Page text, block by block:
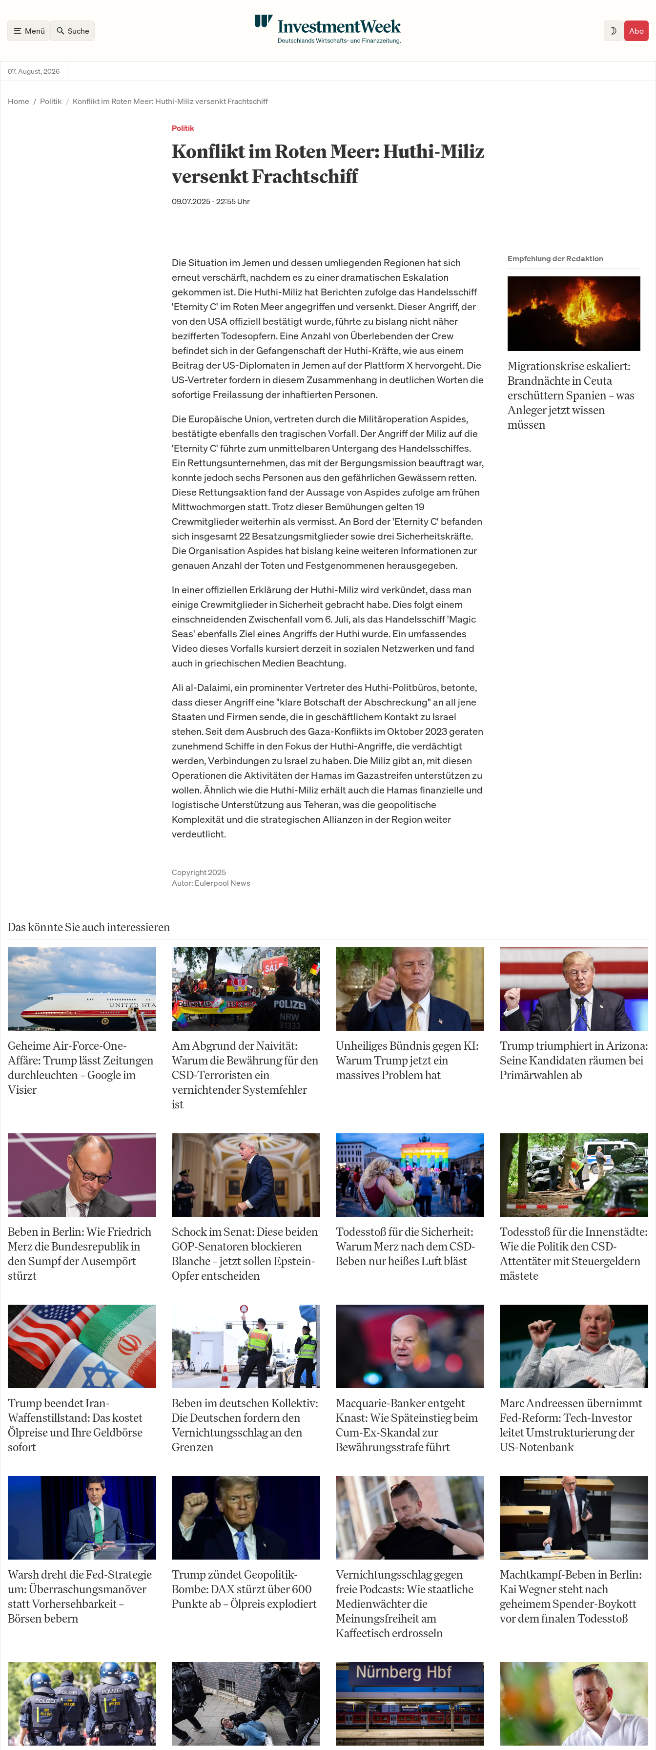
Menü Suche Abo
07. August, 2026
Home Politik Konflikt im Roten Meer: Huthi-Miliz versenkt Frachtschiff
Politik
Konflikt im Roten Meer: Huthi-Miliz
versenkt Frachtschiff
09.07.2025 - 22:55 Uhr
Die Situation im Jemen und dessen umliegenden Regionen hat sich
erneut verschärft, nachdem es zu einer dramatischen Eskalation
gekommen ist. Die Huthi-Miliz hat Berichten zufolge das Handelsschiff
'Eternity C' im Roten Meer angegriffen und versenkt. Dieser Angriff, der
von den USA offiziell bestätigt wurde, führte zu bislang nicht näher
bezifferten Todesopfern. Eine Anzahl von Überlebenden der Crew
befindet sich in der Gefangenschaft der Huthi-Kräfte, wie aus einem
Beitrag der US-Diplomaten in Jemen auf der Plattform X hervorgeht. Die
US-Vertreter fordern in diesem Zusammenhang in deutlichen Worten die
sofortige Freilassung der inhaftierten Personen.
Die Europäische Union, vertreten durch die Militäroperation Aspides,
bestätigte ebenfalls den tragischen Vorfall. Der Angriff der Miliz auf die
'Eternity C' führte zum unmittelbaren Untergang des Handelsschiffes.
Ein Rettungsunternehmen, das mit der Bergungsmission beauftragt war,
konnte jedoch sechs Personen aus den gefährlichen Gewässern retten.
Diese Rettungsaktion fand der Aussage von Aspides zufolge am frühen
Mittwochmorgen statt. Trotz dieser Bemühungen gelten 19
Crewmitglieder weiterhin als vermisst. An Bord der 'Eternity C' befanden
sich insgesamt 22 Besatzungsmitglieder sowie drei Sicherheitskräfte.
Die Organisation Aspides hat bislang keine weiteren Informationen zur
genauen Anzahl der Toten und Festgenommenen herausgegeben.
In einer offiziellen Erklärung der Huthi-Miliz wird verkündet, dass man
einige Crewmitglieder in Sicherheit gebracht habe. Dies folgt einem
einschneidenden Zwischenfall vom 6. Juli, als das Handelsschiff 'Magic
Seas' ebenfalls Ziel eines Angriffs der Huthi wurde. Ein umfassendes
Video dieses Vorfalls kursiert derzeit in sozialen Netzwerken und fand
auch in griechischen Medien Beachtung.
Ali al-Dalaimi, ein prominenter Vertreter des Huthi-Politbüros, betonte,
dass dieser Angriff eine "klare Botschaft der Abschreckung" an all jene
Staaten und Firmen sende, die in geschäftlichem Kontakt zu Israel
stehen. Seit dem Ausbruch des Gaza-Konflikts im Oktober 2023 geraten
zunehmend Schiffe in den Fokus der Huthi-Angriffe, die verdächtigt
werden, Verbindungen zu Israel zu haben. Die Miliz gibt an, mit diesen
Operationen die Aktivitäten der Hamas im Gazastreifen unterstützen zu
wollen. Ähnlich wie die Huthi-Miliz erhält auch die Hamas finanzielle und
logistische Unterstützung aus Teheran, was die geopolitische
Komplexität und die strategischen Allianzen in der Region weiter
verdeutlicht.
Copyright 2025
Autor: Eulerpool News
Empfehlung der Redaktion
Migrationskrise eskaliert:
Brandnächte in Ceuta
erschüttern Spanien – was
Anleger jetzt wissen
müssen
Das könnte Sie auch interessieren
Geheime Air-Force-One-
Affäre: Trump lässt Zeitungen
durchleuchten – Google im
Visier
Am Abgrund der Naivität:
Warum die Bewährung für den
CSD-Terroristen ein
vernichtender Systemfehler
ist
Unheiliges Bündnis gegen KI:
Warum Trump jetzt ein
massives Problem hat
Trump triumphiert in Arizona:
Seine Kandidaten räumen bei
Primärwahlen ab
Beben in Berlin: Wie Friedrich
Merz die Bundesrepublik in
den Sumpf der Ausempört
stürzt
Schock im Senat: Diese beiden
GOP-Senatoren blockieren
Blanche – jetzt sollen Epstein-
Opfer entscheiden
Todesstoß für die Sicherheit:
Warum Merz nach dem CSD-
Beben nur heißes Luft bläst
Todesstoß für die Innenstädte:
Wie die Politik den CSD-
Attentäter mit Steuergeldern
mästete
Trump beendet Iran-
Waffenstillstand: Das kostet
Ölpreise und Ihre Geldbörse
sofort
Beben im deutschen Kollektiv:
Die Deutschen fordern den
Vernichtungsschlag an den
Grenzen
Macquarie-Banker entgeht
Knast: Wie Späteinstieg beim
Cum-Ex-Skandal zur
Bewährungsstrafe führt
Marc Andreessen übernimmt
Fed-Reform: Tech-Investor
leitet Umstrukturierung der
US-Notenbank
Warsh dreht die Fed-Strategie
um: Überraschungsmanöver
statt Vorhersehbarkeit –
Börsen bebern
Trump zündet Geopolitik-
Bombe: DAX stürzt über 600
Punkte ab – Ölpreis explodiert
Vernichtungsschlag gegen
freie Podcasts: Wie staatliche
Medienwächter die
Meinungsfreiheit am
Kaffeetisch erdrosseln
Machtkampf-Beben in Berlin:
Kai Wegner steht nach
geheimem Spender-Boykott
vor dem finalen Todesstoß